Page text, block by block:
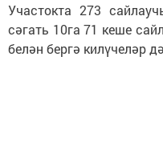
Участокта 273
сәгать 10га 71 кеше
белән бергә килүчеләр